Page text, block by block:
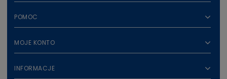
POMOC
MOJE KONTO
INFORMACJE